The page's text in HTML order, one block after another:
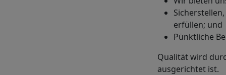
erfüllen; und
Pünktliche
Qualität wird
ausgerichtet ist.